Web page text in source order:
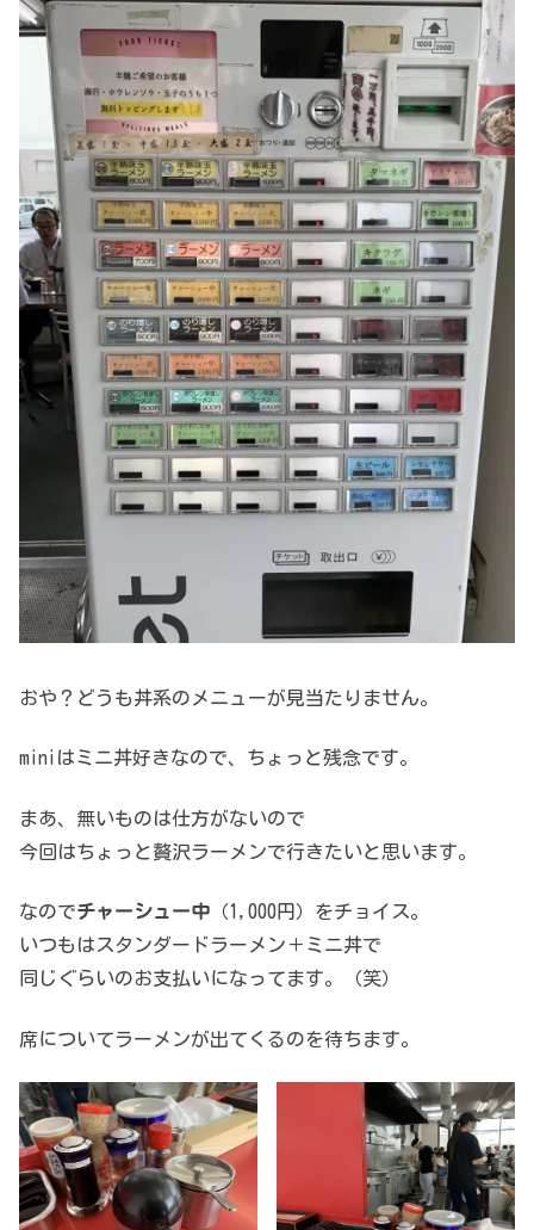
おや？どうも丼系のメニューが見当たりません。
miniはミニ丼好きなので、ちょっと残念です。
まあ、無いものは仕方がないので
今回はちょっと贅沢ラーメンで行きたいと思います。
なのでチャーシュー中 （1,000円）をチョイス。
いつもはスタンダードラーメン＋ミニ丼で
同じぐらいのお支払いになってます。（笑）
席についてラーメンが出てくるのを待ちます。